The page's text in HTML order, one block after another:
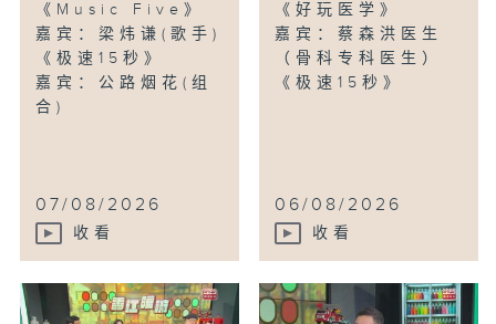
《Music Five》
嘉宾：梁炜谦(歌手)
《极速15秒》
嘉宾：公路烟花(组
合)
07/08/2026
收看
《好玩医学》
嘉宾：蔡森洪医生
（骨科专科医生）
《极速15秒》
06/08/2026
收看